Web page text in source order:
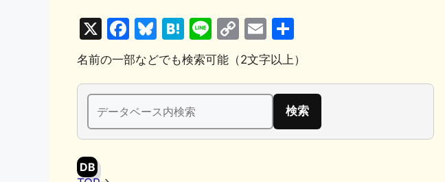
X
F
a
c
e
b
o
Bl
u
e
s
k
y
H
at
e
n
a
Li
n
e
C
o
p
y
n
E
m
ai
l
有
名前の一部などでも検索可能（2文字以上）
検
索:
DB